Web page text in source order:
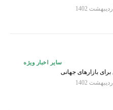
سایر اخبار ویژه
برای بازارهای جهانی